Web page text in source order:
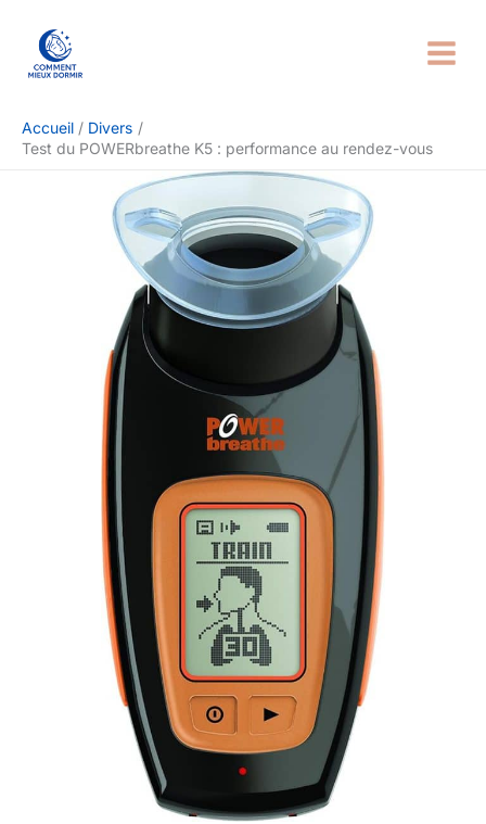
contenu
Accueil
Divers
Test du POWERbreathe K5 : performance au rendez-vous